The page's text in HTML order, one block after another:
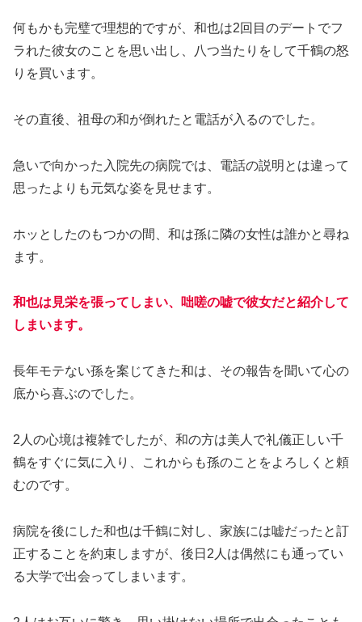
何もかも完璧で理想的ですが、和也は2回目のデートでフ
ラれた彼女のことを思い出し、八つ当たりをして千鶴の怒
りを買います。
その直後、祖母の和が倒れたと電話が入るのでした。
急いで向かった入院先の病院では、電話の説明とは違って
思ったよりも元気な姿を見せます。
ホッとしたのもつかの間、和は孫に隣の女性は誰かと尋ね
ます。
和也は見栄を張ってしまい、咄嗟の嘘で彼女だと紹介して
しまいます。
長年モテない孫を案じてきた和は、その報告を聞いて心の
底から喜ぶのでした。
2人の心境は複雑でしたが、和の方は美人で礼儀正しい千
鶴をすぐに気に入り、これからも孫のことをよろしくと頼
むのです。
病院を後にした和也は千鶴に対し、家族には嘘だったと訂
正することを約束しますが、後日2人は偶然にも通ってい
る大学で出会ってしまいます。